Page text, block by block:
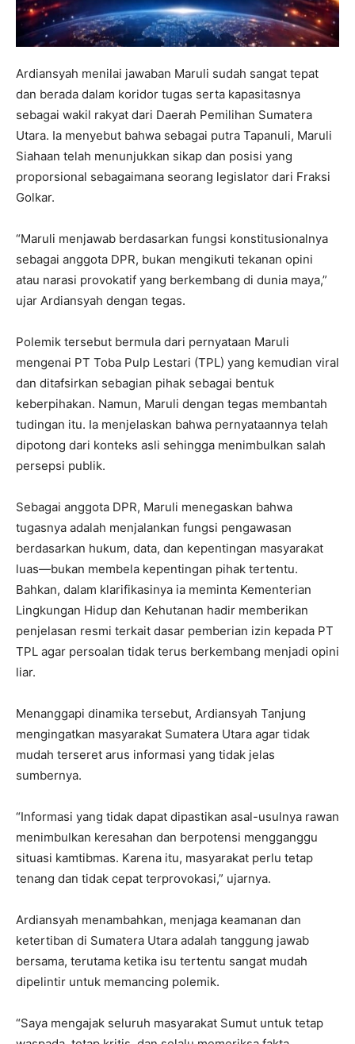
Ardiansyah menilai jawaban Maruli sudah sangat tepat
dan berada dalam koridor tugas serta kapasitasnya
sebagai wakil rakyat dari Daerah Pemilihan Sumatera
Utara. Ia menyebut bahwa sebagai putra Tapanuli, Maruli
Siahaan telah menunjukkan sikap dan posisi yang
proporsional sebagaimana seorang legislator dari Fraksi
Golkar.
“Maruli menjawab berdasarkan fungsi konstitusionalnya
sebagai anggota DPR, bukan mengikuti tekanan opini
atau narasi provokatif yang berkembang di dunia maya,”
ujar Ardiansyah dengan tegas.
Polemik tersebut bermula dari pernyataan Maruli
mengenai PT Toba Pulp Lestari (TPL) yang kemudian viral
dan ditafsirkan sebagian pihak sebagai bentuk
keberpihakan. Namun, Maruli dengan tegas membantah
tudingan itu. Ia menjelaskan bahwa pernyataannya telah
dipotong dari konteks asli sehingga menimbulkan salah
persepsi publik.
Sebagai anggota DPR, Maruli menegaskan bahwa
tugasnya adalah menjalankan fungsi pengawasan
berdasarkan hukum, data, dan kepentingan masyarakat
luas—bukan membela kepentingan pihak tertentu.
Bahkan, dalam klarifikasinya ia meminta Kementerian
Lingkungan Hidup dan Kehutanan hadir memberikan
penjelasan resmi terkait dasar pemberian izin kepada PT
TPL agar persoalan tidak terus berkembang menjadi opini
liar.
Menanggapi dinamika tersebut, Ardiansyah Tanjung
mengingatkan masyarakat Sumatera Utara agar tidak
mudah terseret arus informasi yang tidak jelas
sumbernya.
“Informasi yang tidak dapat dipastikan asal-usulnya rawan
menimbulkan keresahan dan berpotensi mengganggu
situasi kamtibmas. Karena itu, masyarakat perlu tetap
tenang dan tidak cepat terprovokasi,” ujarnya.
Ardiansyah menambahkan, menjaga keamanan dan
ketertiban di Sumatera Utara adalah tanggung jawab
bersama, terutama ketika isu tertentu sangat mudah
dipelintir untuk memancing polemik.
“Saya mengajak seluruh masyarakat Sumut untuk tetap